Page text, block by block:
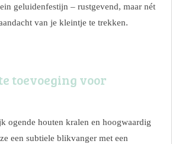
geluidenfestijn – rustgevend, maar nét
van je kleintje te trekken.
toevoeging voor
ogende houten kralen en hoogwaardig
een subtiele blikvanger met een